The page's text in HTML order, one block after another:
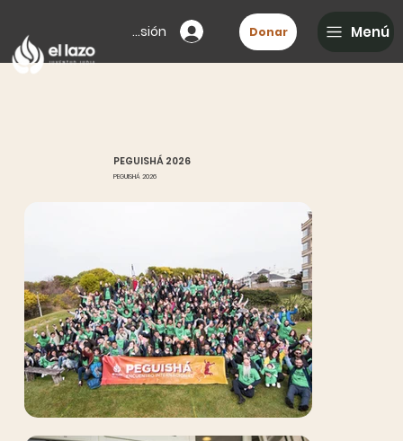
Iniciar sesión Menú
Donar
PEGUISHÁ 2026
PEGUISHÁ 2026